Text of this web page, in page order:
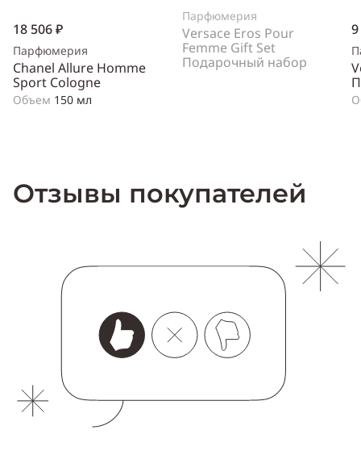
18 506 ₽
Парфюмерия
Chanel Allure Homme
Sport Cologne
Объем 150 мл
Парфюмерия
Versace Eros Pour
Femme Gift Set
Подарочный набор
Отзывы покупателей